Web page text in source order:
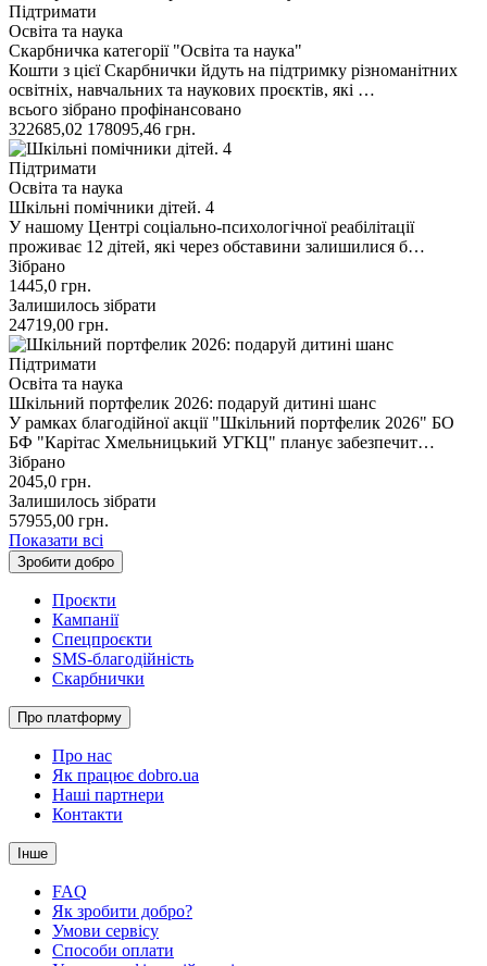
Підтримати
Освіта та наука
Скарбничка категорії "Освіта та наука"
Кошти з цієї Скарбнички йдуть на підтримку різноманітних
освітніх, навчальних та наукових проєктів, які …
всього зібрано профінансовано
322685,02 178095,46 грн.
Підтримати
Освіта та наука
Шкільні помічники дітей. 4
У нашому Центрі соціально-психологічної реабілітації
проживає 12 дітей, які через обставини залишилися б…
Зібрано
1445,0 грн.
Залишилось зібрати
24719,00 грн.
Підтримати
Освіта та наука
Шкільний портфелик 2026: подаруй дитині шанс
У рамках благодійної акції "Шкільний портфелик 2026" БО
БФ "Карітас Хмельницький УГКЦ" планує забезпечит…
Зібрано
2045,0 грн.
Залишилось зібрати
57955,00 грн.
Показати всі
Зробити добро
Проєкти
Кампанії
Спецпроєкти
SMS-благодійність
Скарбнички
Про платформу
Про нас
Як працює dobro.ua
Наші партнери
Контакти
Інше
FAQ
Як зробити добро?
Умови сервісу
Способи оплати